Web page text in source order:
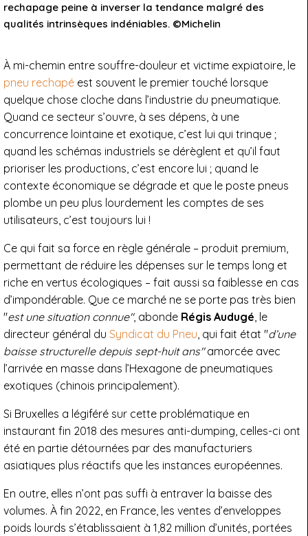
rechapage peine à inverser la tendance malgré des
qualités intrinsèques indéniables. ©Michelin
À mi-chemin entre souffre-douleur et victime expiatoire, le
pneu rechapé est souvent le premier touché lorsque
quelque chose cloche dans l’industrie du pneumatique.
Quand ce secteur s’ouvre, à ses dépens, à une
concurrence lointaine et exotique, c’est lui qui trinque ;
quand les schémas industriels se dérèglent et qu’il faut
prioriser les productions, c’est encore lui ; quand le
contexte économique se dégrade et que le poste pneus
plombe un peu plus lourdement les comptes de ses
utilisateurs, c’est toujours lui !
Ce qui fait sa force en règle générale – produit premium,
permettant de réduire les dépenses sur le temps long et
riche en vertus écologiques – fait aussi sa faiblesse en cas
d’impondérable. Que ce marché ne se porte pas très bien
"est une situation connue", abonde Régis Audugé, le
directeur général du Syndicat du Pneu, qui fait état "d’une
baisse structurelle depuis sept-huit ans"amorcée avec
l’arrivée en masse dans l’Hexagone de pneumatiques
exotiques (chinois principalement).
Si Bruxelles a légiféré sur cette problématique en
instaurant fin 2018 des mesures anti-dumping, celles-ci ont
été en partie détournées par des manufacturiers
asiatiques plus réactifs que les instances européennes.
En outre, elles n’ont pas suffi à entraver la baisse des
volumes. À fin 2022, en France, les ventes d’enveloppes
poids lourds s’établissaient à 1,82 million d’unités, portées